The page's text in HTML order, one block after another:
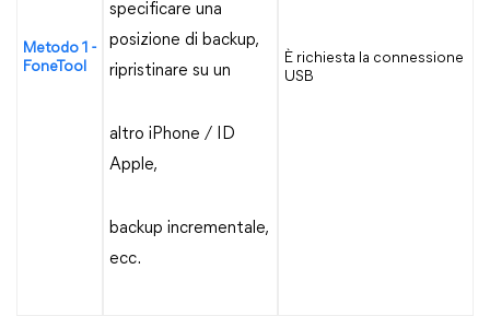
Metodo 1 -
FoneTool
specificare una
posizione di backup,
ripristinare su un
altro iPhone / ID
Apple,
backup incrementale,
ecc.
È richiesta la connessione
USB